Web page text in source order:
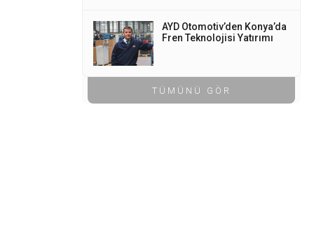
AYD Otomotiv’den Konya’da
Fren Teknolojisi Yatırımı
TÜMÜNÜ GÖR